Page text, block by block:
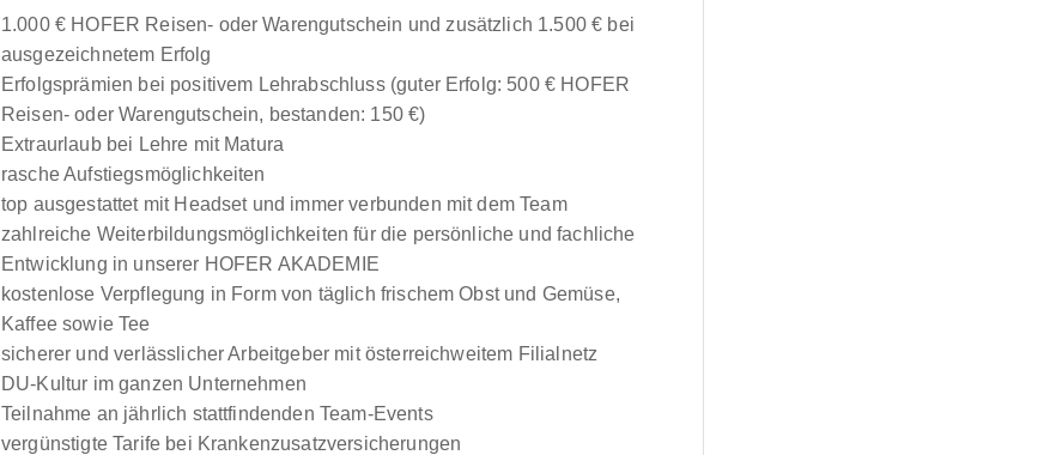
1.000 € HOFER Reisen- oder Warengutschein und zusätzlich 1.500 € bei
ausgezeichnetem Erfolg
Erfolgsprämien bei positivem Lehrabschluss (guter Erfolg: 500 € HOFER
Reisen- oder Warengutschein, bestanden: 150 €)
Extraurlaub bei Lehre mit Matura
rasche Aufstiegsmöglichkeiten
top ausgestattet mit Headset und immer verbunden mit dem Team
zahlreiche Weiterbildungsmöglichkeiten für die persönliche und fachliche
Entwicklung in unserer HOFER AKADEMIE
kostenlose Verpflegung in Form von täglich frischem Obst und Gemüse,
Kaffee sowie Tee
sicherer und verlässlicher Arbeitgeber mit österreichweitem Filialnetz
DU-Kultur im ganzen Unternehmen
Teilnahme an jährlich stattfindenden Team-Events
vergünstigte Tarife bei Krankenzusatzversicherungen